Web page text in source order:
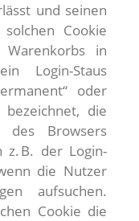
und seinen
Cookie
in
Login-Staus
oder
bezeichnet, die
des Browsers
z. B. der Login-
die Nutzer
aufsuchen.
Cookie die